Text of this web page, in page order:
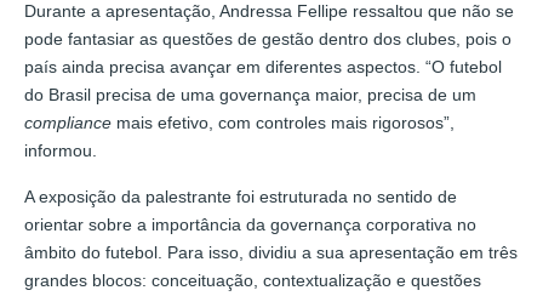
Durante a apresentação, Andressa Fellipe ressaltou que não se
pode fantasiar as questões de gestão dentro dos clubes, pois o
país ainda precisa avançar em diferentes aspectos. “O futebol
do Brasil precisa de uma governança maior, precisa de um
compliance mais efetivo, com controles mais rigorosos”,
informou.
A exposição da palestrante foi estruturada no sentido de
orientar sobre a importância da governança corporativa no
âmbito do futebol. Para isso, dividiu a sua apresentação em três
grandes blocos: conceituação, contextualização e questões